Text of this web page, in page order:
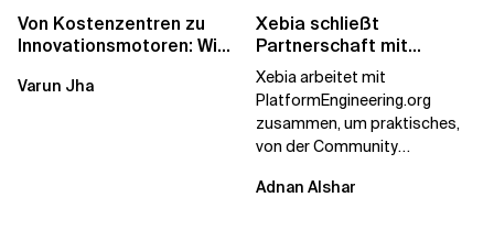
Von Kostenzentren zu
Innovationsmotoren: Wie
umgeschrieben...
Varun Jha
Xebia schließt
Partnerschaft mit
PlatformEngineering.org
Xebia arbeitet mit
PlatformEngineering.org
zusammen, um praktisches,
von der Community
Engineering voranzutreiben,
Adnan Alshar